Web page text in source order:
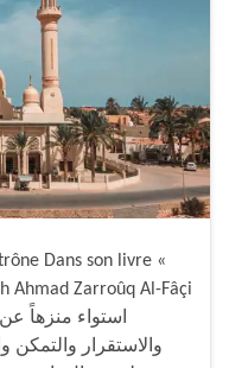
Dans son livre «
Ahmad Zarroûq Al-Fâçi
والاستقرار والتمكن